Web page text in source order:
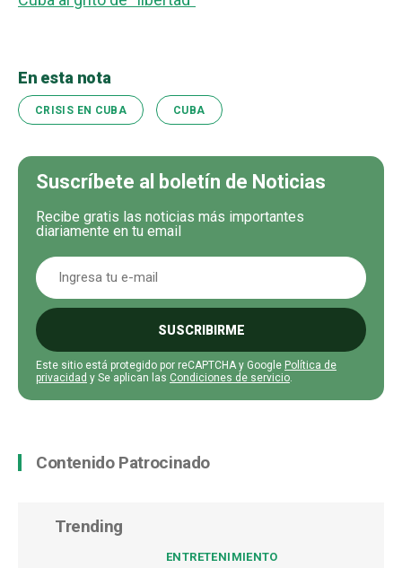
En esta nota
CRISIS EN CUBA CUBA
Suscríbete al boletín de Noticias
Recibe gratis las noticias más importantes
diariamente en tu email
SUSCRIBIRME
Este sitio está protegido por reCAPTCHA y Google Política de
privacidad y Se aplican las Condiciones de servicio
Contenido Patrocinado
Trending
ENTRETENIMIENTO